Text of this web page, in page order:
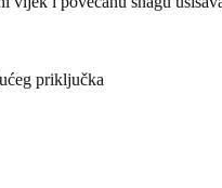
priključka